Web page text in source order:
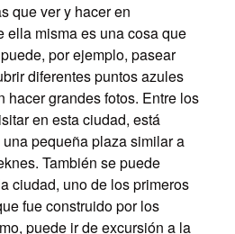
que ver y hacer en
ella misma es una cosa que
por ejemplo, pasear
diferentes puntos azules
hacer grandes fotos. Entre los
en esta ciudad, está
pequeña plaza similar a
También se puede
ciudad, uno de los primeros
fue construido por los
puede ir de excursión a la